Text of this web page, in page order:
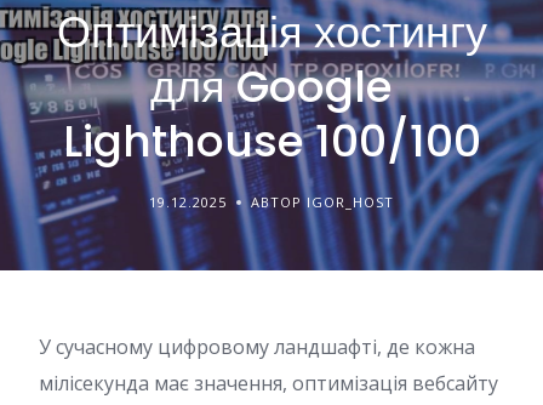
Оптимізація хостингу
для Google
Lighthouse 100/100
19.12.2025 АВТОР IGOR_HOST
У сучасному цифровому ландшафті, де кожна
мілісекунда має значення, оптимізація вебсайту